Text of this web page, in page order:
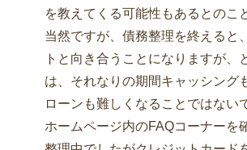
を教えてくる可能性もあるとのこ
当然ですが、債務整理を終えると
トと向き合うことになりますが、
は、それなりの期間キャッシング
ローンも難しくなることではない
ホームページ内のFAQコーナーを